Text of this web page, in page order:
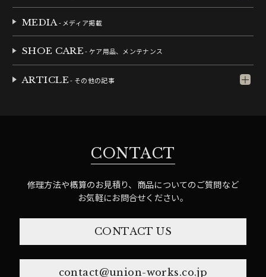
MEDIA- メディア掲載
SHOE CARE- ケア用品、メンテナンス
ARTICLE- その他の記事
CONTACT
修理方法や概算のお見積り、商品についてのご質問など
お気軽にお問合せください。
CONTACT US
contact@union-works.co.jp